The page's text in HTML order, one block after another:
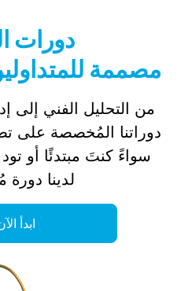
دورات
مصممة
من التحليل الفني إلى
دوراتنا المُخصصة على
سواءً كنتَ مبتدئًا أو
لدينا دورة
ابدأ